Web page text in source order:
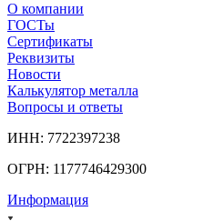
О компании
ГОСТы
Сертификаты
Реквизиты
Новости
Калькулятор металла
Вопросы и ответы
ИНН: 7722397238
ОГРН: 1177746429300
Информация